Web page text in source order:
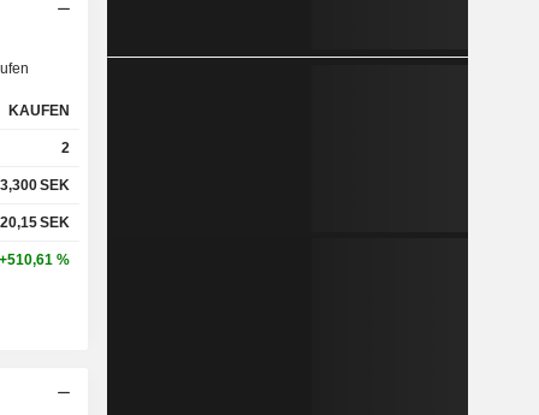
KAUFEN
2
3,300SEK
20,15SEK
+510,61 %